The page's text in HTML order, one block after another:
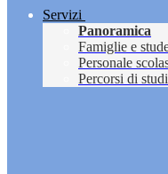
Servizi
Panoramica
Famiglie e
Personale
Percorsi di